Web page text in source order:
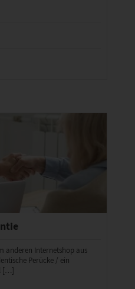
anderen Internetshop aus
Perücke / ein
[…]